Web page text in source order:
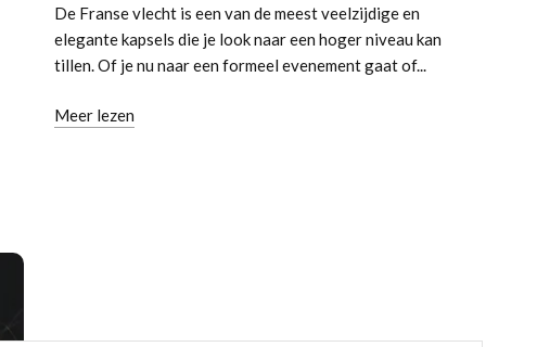
De Franse vlecht is een van de meest veelzijdige en
elegante kapsels die je look naar een hoger niveau kan
tillen. Of je nu naar een formeel evenement gaat of...
Meer lezen